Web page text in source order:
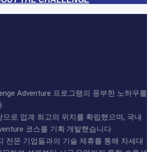
Adventure 프로그램의 풍부한 노하우를
.
로 업계 최고의 위치를 확립했으며, 국내
코스를 기획·개발했습니다.
전문 기업들과의 기술 제휴를 통해 차세대